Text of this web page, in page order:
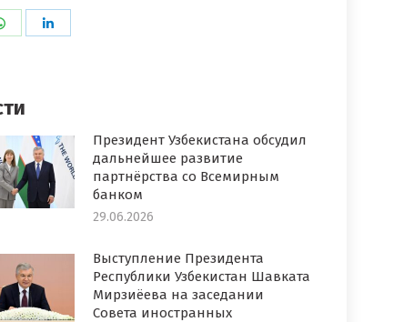
Поделиться
Президент Узбекистана обсудил
дальнейшее развитие
партнёрства со Всемирным
банком
29.06.2026
Выступление Президента
Республики Узбекистан Шавката
Мирзиёева на заседании
Совета иностранных